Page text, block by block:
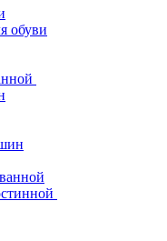
обуви